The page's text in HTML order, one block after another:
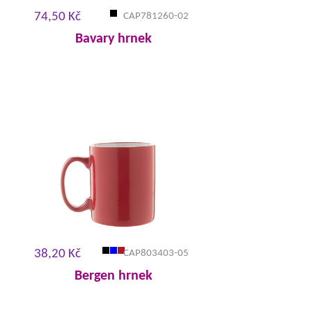
74,50 Kč CAP781260-02
Bavary hrnek
38,20 Kč CAP803403-05
Bergen hrnek